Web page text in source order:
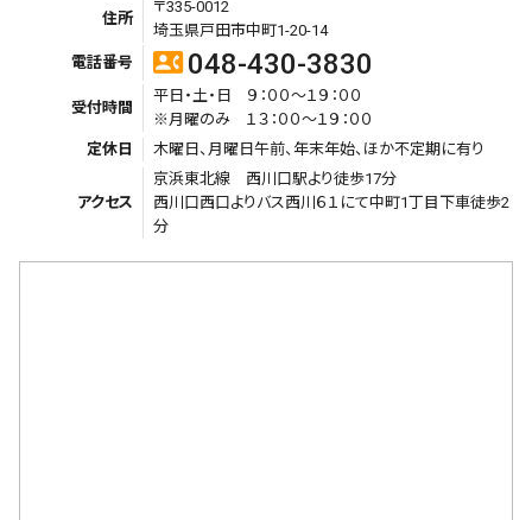
住所
〒335-0012
埼玉県戸田市中町1-20-14
電話番号
contact_phone 048-430-3830
受付時間
平日・土・日 ９：００～１９：００
※月曜のみ １３：００～１９：００
定休日
木曜日、月曜日午前、年末年始、ほか不定期に有り
アクセス
京浜東北線 西川口駅より徒歩17分
西川口西口よりバス西川６１にて中町1丁目下車徒歩2
分